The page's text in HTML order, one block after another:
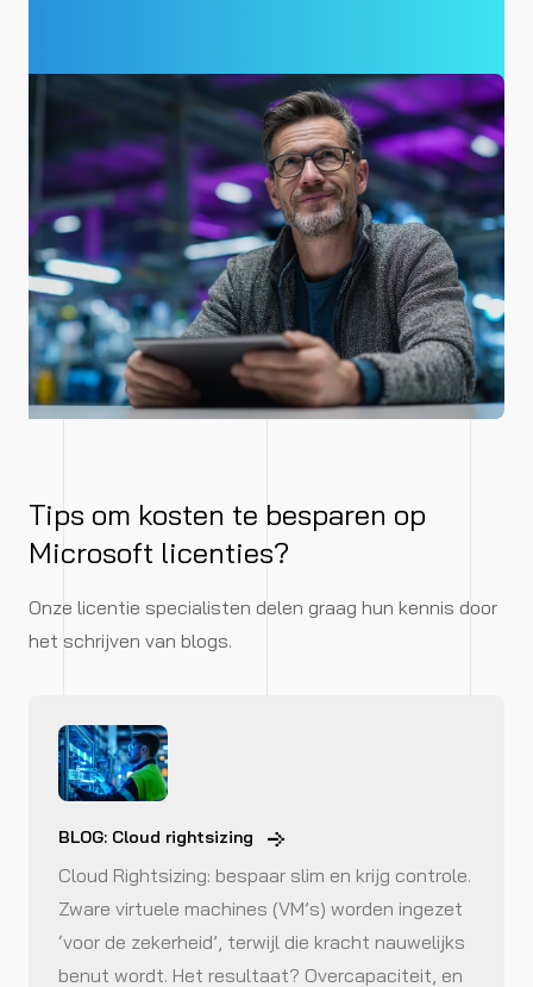
Tips om kosten te besparen op
Microsoft licenties?
Onze licentie specialisten delen graag hun kennis door
het schrijven van blogs.
BLOG: Cloud rightsizing
Cloud Rightsizing: bespaar slim en krijg controle.
Zware virtuele machines (VM’s) worden ingezet
‘voor de zekerheid’, terwijl die kracht nauwelijks
benut wordt. Het resultaat? Overcapaciteit, en